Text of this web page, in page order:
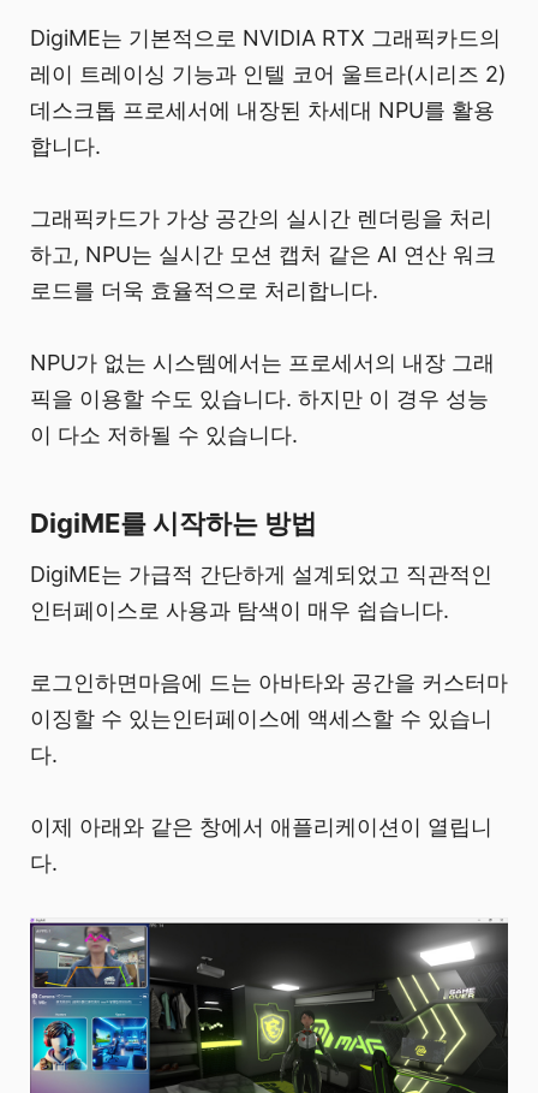
DigiME는 기본적으로 NVIDIA RTX 그래픽카드의
레이 트레이싱 기능과 인텔 코어 울트라(시리즈 2)
데스크톱 프로세서에 내장된 차세대 NPU를 활용
합니다.
그래픽카드가 가상 공간의 실시간 렌더링을 처리
하고, NPU는 실시간 모션 캡처 같은 AI 연산 워크
로드를 더욱 효율적으로 처리합니다.
NPU가 없는 시스템에서는 프로세서의 내장 그래
픽을 이용할 수도 있습니다. 하지만 이 경우 성능
이 다소 저하될 수 있습니다.
DigiME를 시작하는 방법
DigiME는 가급적 간단하게 설계되었고 직관적인
인터페이스로 사용과 탐색이 매우 쉽습니다.
로그인하면마음에 드는 아바타와 공간을 커스터마
이징할 수 있는인터페이스에 액세스할 수 있습니
다.
이제 아래와 같은 창에서 애플리케이션이 열립니
다.